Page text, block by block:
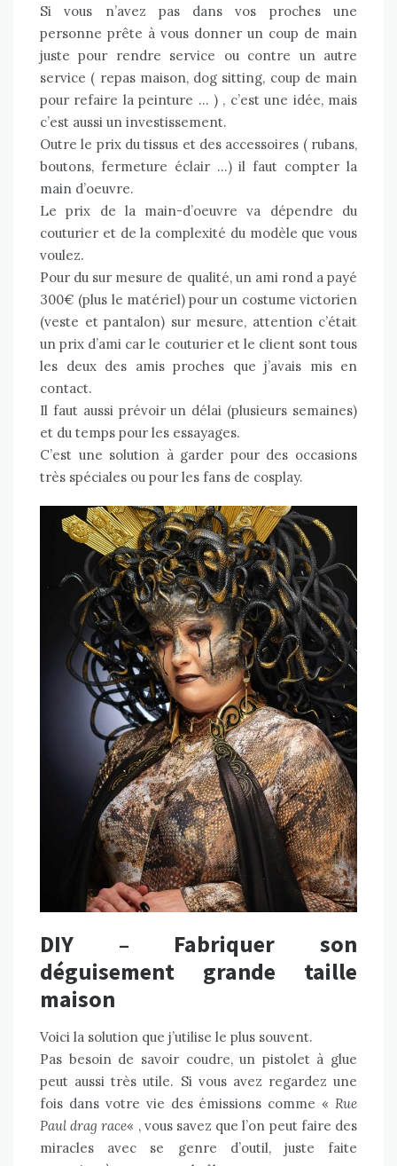
Si vous n’avez pas dans vos proches une
personne prête à vous donner un coup de main
juste pour rendre service ou contre un autre
service ( repas maison, dog sitting, coup de main
pour refaire la peinture … ) , c’est une idée, mais
c’est aussi un investissement.
Outre le prix du tissus et des accessoires ( rubans,
boutons, fermeture éclair …) il faut compter la
main d’oeuvre.
Le prix de la main-d’oeuvre va dépendre du
couturier et de la complexité du modèle que vous
voulez.
Pour du sur mesure de qualité, un ami rond a payé
300€ (plus le matériel) pour un costume victorien
(veste et pantalon) sur mesure, attention c’était
un prix d’ami car le couturier et le client sont tous
les deux des amis proches que j’avais mis en
contact.
Il faut aussi prévoir un délai (plusieurs semaines)
et du temps pour les essayages.
C’est une solution à garder pour des occasions
très spéciales ou pour les fans de cosplay.
DIY – Fabriquer son
déguisement grande taille
maison
Voici la solution que j’utilise le plus souvent.
Pas besoin de savoir coudre, un pistolet à glue
peut aussi très utile. Si vous avez regardez une
fois dans votre vie des émissions comme « Rue
Paul drag race« , vous savez que l’on peut faire des
miracles avec se genre d’outil, juste faite